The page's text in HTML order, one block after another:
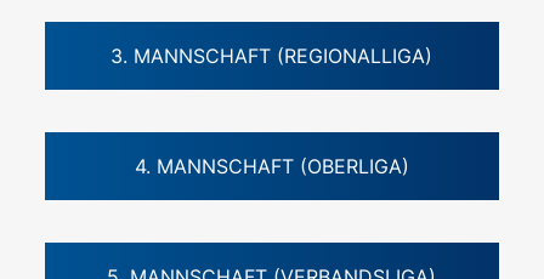
3. MANNSCHAFT (REGIONALLIGA)
4. MANNSCHAFT (OBERLIGA)